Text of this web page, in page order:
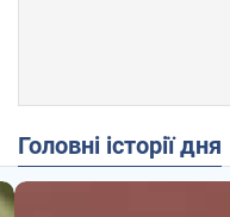
Головні історії дня